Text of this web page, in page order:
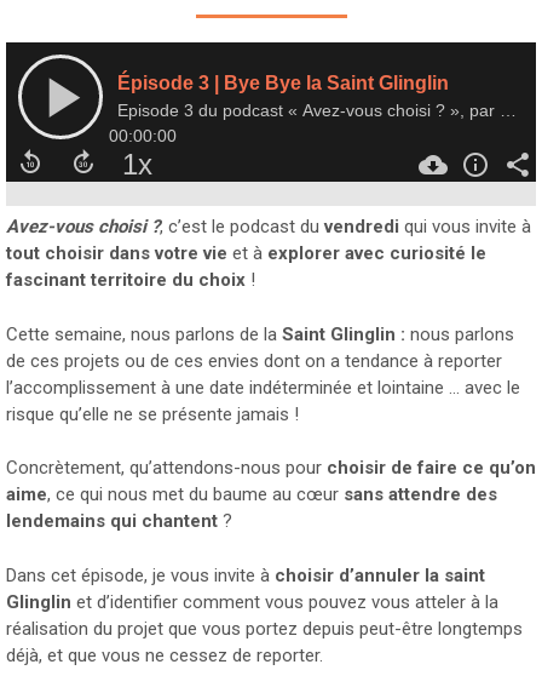
Avez-vous choisi ?, c’est le podcast duvendredi qui vous invite à
tout choisir dans votre vie et à explorer avec curiosité le
fascinant territoire du choix !
Cette semaine, nous parlons de la Saint Glinglin : nous parlons
de ces projets ou de ces envies dont on a tendance à reporter
l’accomplissement à une date indéterminée et lointaine … avec le
risque qu’elle ne se présente jamais !
Concrètement, qu’attendons-nous pour choisir de faire ce qu’on
aime, ce qui nous met du baume au cœur sans attendre des
lendemains qui chantent ?
Dans cet épisode, je vous invite à choisir d’annuler la saint
Glinglin et d’identifier comment vous pouvez vous atteler à la
réalisation du projet que vous portez depuis peut-être longtemps
déjà, et que vous ne cessez de reporter.